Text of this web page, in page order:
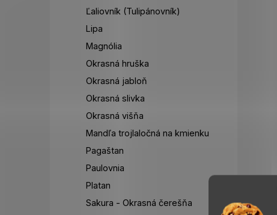
Ľaliovník (Tulipánovník)
Lipa
Magnólia
Okrasná hruška
Okrasná jabloň
Okrasná slivka
Okrasná višňa
Mandľa trojlaločná na kmienku
Pagaštan
Paulovnia
Platan
Sakura - Okrasná čerešňa